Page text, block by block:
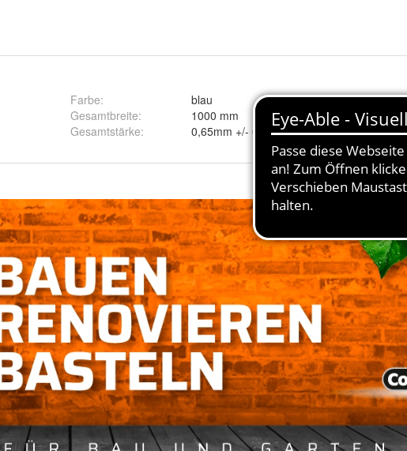
Farbe:
blau
Gesamtbreite:
1000 mm
Gesamtstärke: 0,65mm +/- 0,1mm
Gesamtmasse:
Thermische
Berstdruck: